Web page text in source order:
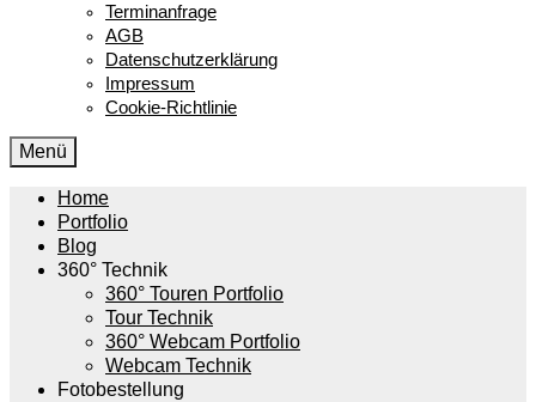
Terminanfrage
AGB
Datenschutzerklärung
Impressum
Cookie-Richtlinie
Menü
Home
Portfolio
Blog
360° Technik
360° Touren Portfolio
Tour Technik
360° Webcam Portfolio
Webcam Technik
Fotobestellung